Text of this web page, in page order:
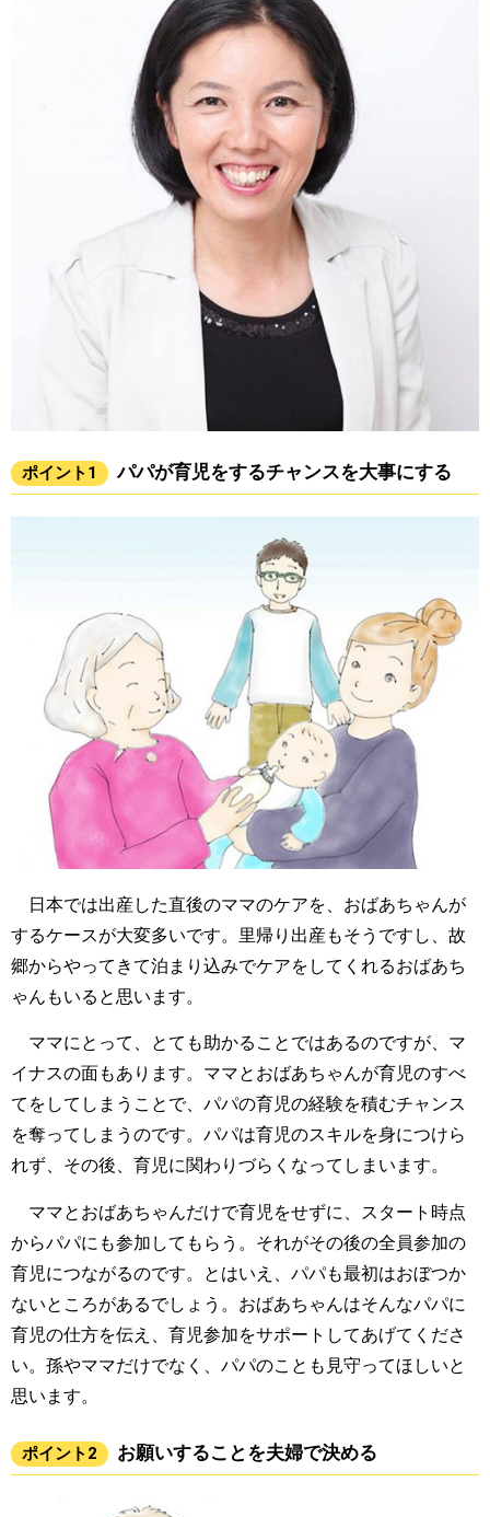
ポイント1 パパが育児をするチャンスを大事にする
日本では出産した直後のママのケアを、おばあちゃんが
するケースが大変多いです。里帰り出産もそうですし、故
郷からやってきて泊まり込みでケアをしてくれるおばあち
ゃんもいると思います。
ママにとって、とても助かることではあるのですが、マ
イナスの面もあります。ママとおばあちゃんが育児のすべ
てをしてしまうことで、パパの育児の経験を積むチャンス
を奪ってしまうのです。パパは育児のスキルを身につけら
れず、その後、育児に関わりづらくなってしまいます。
ママとおばあちゃんだけで育児をせずに、スタート時点
からパパにも参加してもらう。それがその後の全員参加の
育児につながるのです。とはいえ、パパも最初はおぼつか
ないところがあるでしょう。おばあちゃんはそんなパパに
育児の仕方を伝え、育児参加をサポートしてあげてくださ
い。孫やママだけでなく、パパのことも見守ってほしいと
思います。
ポイント2 お願いすることを夫婦で決める